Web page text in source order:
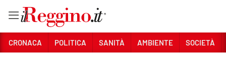
CRONACA POLITICA SANITÀ AMBIENTE SOCIETÀ